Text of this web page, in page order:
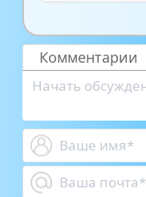
Комментарии